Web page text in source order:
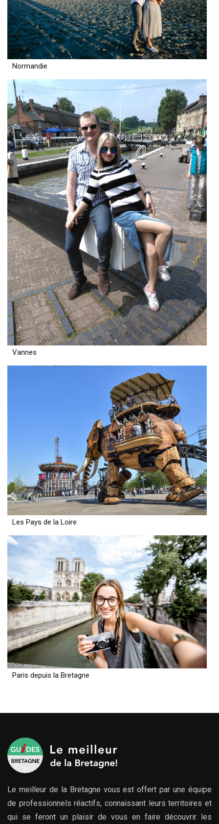
Normandie
Vannes
Les Pays de la Loire
Paris depuis la Bretagne
Le meilleur de la Bretagne vous est offert par une équipe
de professionnels réactifs, connaissant leurs territoires et
qui se feront un plaisir de vous en faire découvrir les